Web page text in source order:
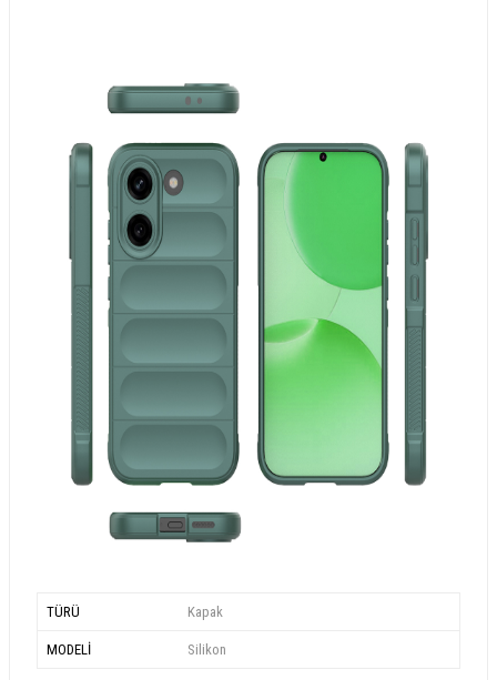
TÜRÜ Kapak
MODELİ Silikon